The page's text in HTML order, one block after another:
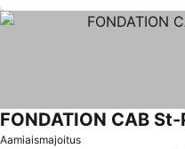
Aamiaismajoitus
FONDATION CAB